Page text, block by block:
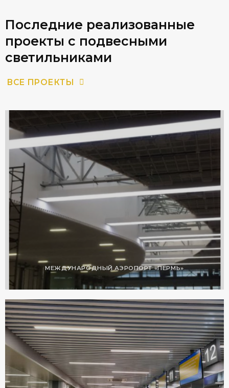
Последние реализованные
проекты с подвесными
светильниками
ВСЕ ПРОЕКТЫ
МЕЖДУНАРОДНЫЙ АЭРОПОРТ «ПЕРМЬ»